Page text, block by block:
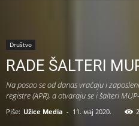
Društvo
RADE ŠALTERI
Na posao se od danas vraćaju i
registre (APR), a otvaraju se i šalteri
Piše: Užice Media - 11. мај 2020.